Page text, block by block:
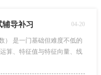
导补习 04-20
） 是一门基础但难度不低的
算、特征值与特征向量、线